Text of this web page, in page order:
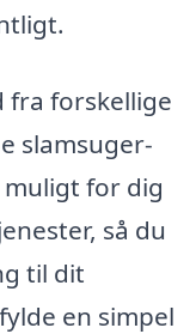
fra forskellige
slamsuger-
for dig
så du
til dit
en simpel